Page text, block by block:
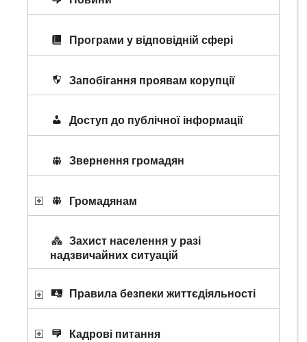
Програми у відповідній сфері
Запобігання проявам корупції
Доступ до публічної інформації
Звернення громадян
Громадянам
Захист населення у разі
надзвичайних ситуацій
Правила безпеки життєдіяльності
Кадрові питання